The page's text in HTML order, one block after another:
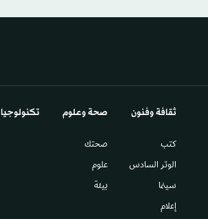
ثقافة وفنون
كتب
الوتر السادس​
سينما
إعلام
صحة وعلوم
صحتك
علوم
بيئة
تكنولوجيا